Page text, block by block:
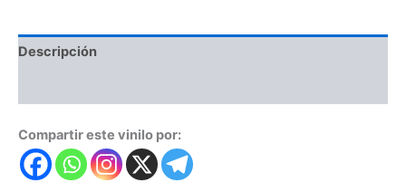
Descripción
Compartir este vinilo por: